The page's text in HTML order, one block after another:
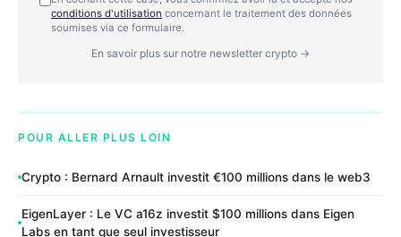
conditions d'utilisation concernant le traitement des données
soumises via ce formulaire.
En savoir plus sur notre newsletter crypto →
POUR ALLER PLUS LOIN
Crypto : Bernard Arnault investit €100 millions dans le web3
EigenLayer : Le VC a16z investit $100 millions dans Eigen
Labs en tant que seul investisseur